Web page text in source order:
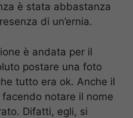
è stata abbastanza
di un’ernia.
è andata per il
postare una foto
tutto era ok. Anche il
notare il nome
Difatti, egli, si